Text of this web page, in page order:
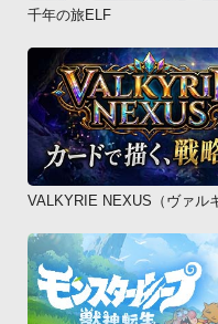
千年の旅ELF
VALKYRIE NEXUS（ヴァル